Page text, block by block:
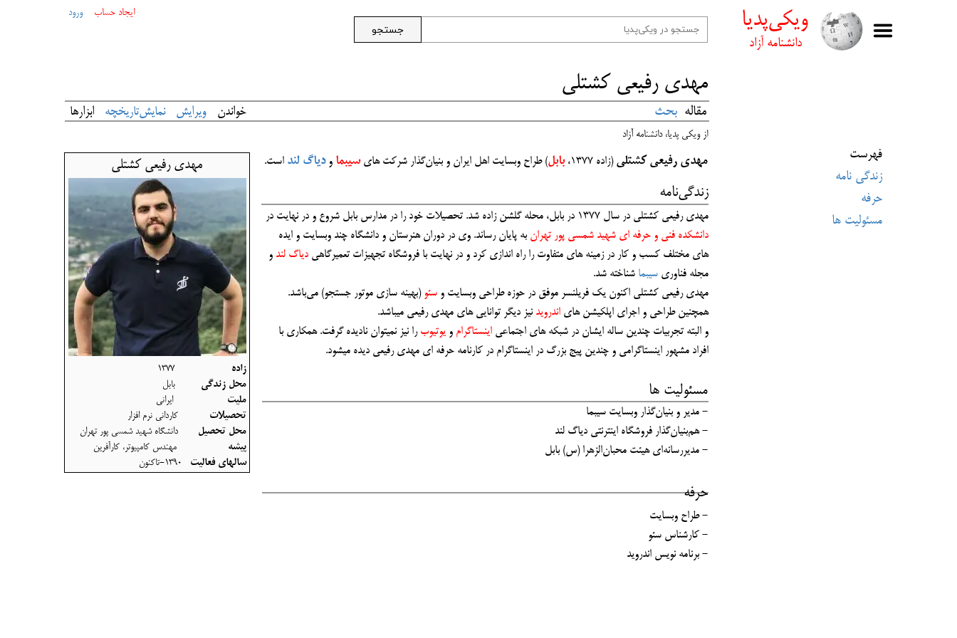
ویکی‌پدیا
دانشنامه آزاد
جستجو
ایجاد حساب ورود
​​مهدی رفیعی کشتلی
مقالهبحث خواندنویرایش نمایش‌تاریخچهابزارها
از ویکی پدیا، دانشنامه آزاد
مهدی رفیعی کشتلی(زاده 1377، بابل) طراح وبسایت اهل ایران و بنیان‌گذار شرکت هایسیبما ودیاگ لند است. مهدی رفیعی کشتلی
زاده1377
محل زندگی بابل
ملیتایرانی
تحصیلاتکاردانی نرم افزار
محل تحصیلدانشگاه شهید شمسی پور تهران
پیشهمهندس کامپیوتر، کارآفرین
سالهای فعالیت 1390-تاکنون
زندگی‌نامه
مهدی رفیعی کشتلی در سال 1377 در بابل، محله گلشن زاده شد. تحصیلات خود را در مدارس بابل شروع و در نهایت در
دانشکده فنی و حرفه ای شهید شمسی پور تهران به پایان رساند. وی در دوران هنرستان و دانشگاه چند وبسایت و ایده
های مختلف کسب و کار در زمینه های متفاوت را راه اندازی کرد و در نهایت با فروشگاه تجهیزات تعمیرگاهیدیاگ لند و
مجله فناوریسیبما شناخته شد.
مهدی رفیعی کشتلی اکنون یک فریلنسر موفق در حوزه طراحی وبسایت وسئو(بهینه سازی موتور جستجو) می‌باشد.
همچنین طراحی و اجرای اپلکیشن هایاندرویدنیز دیگر توانایی های مهدی رفیعی میباشد.
و البته تجربیات چندین ساله ایشان در شبکه های اجتماعیاینستاگرامویوتیوبرا نیز نمیتوان نادیده گرفت. همکاری با
افراد مشهور اینستاگرامی و چندین پیج بزرگ در اینستاگرام در کارنامه حرفه ای مهدی رفیعی دیده میشود.
مسئولیت ها
- مدیر و بنیان‌گذار وبسایت سیبما
- هم‌بنیان‌گذار فروشگاه اینترنتی دیاگ لند
- مدیر‌رسانه‌ای هیئت محبان‌الزهرا (س) بابل
فهرست
زندگی نامه
حرفه
مسئولیت ها
حرفه
- طراح وبسایت
- کارشناس سئو
- برنامه نویس اندروید